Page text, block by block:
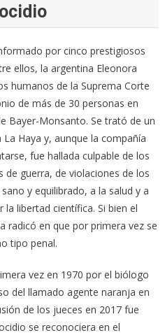
por cinco prestigiosos
ellos, la argentina Eleonora
humanos de la Suprema Corte
de más de 30 personas en
Bayer-Monsanto. Se trató de un
Haya y, aunque la compañía
fue hallada culpable de los
de guerra, de violaciones de los
y equilibrado, a la salud y a
libertad científica. Si bien el
radicó en que por primera vez se
tipo penal.
vez en 1970 por el biólogo
del llamado agente naranja en
de los jueces en 2017 fue
se reconociera en el